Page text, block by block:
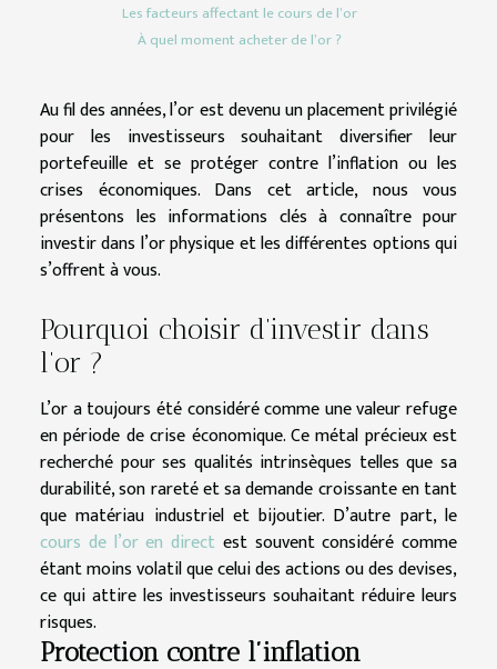
Les facteurs affectant le cours de l’or
À quel moment acheter de l’or ?
Au fil des années, l’or est devenu un placement privilégié
pour les investisseurs souhaitant diversifier leur
portefeuille et se protéger contre l’inflation ou les
crises économiques. Dans cet article, nous vous
présentons les informations clés à connaître pour
investir dans l’or physique et les différentes options qui
s’offrent à vous.
Pourquoi choisir d’investir dans
l’or ?
L’or a toujours été considéré comme une valeur refuge
en période de crise économique. Ce métal précieux est
recherché pour ses qualités intrinsèques telles que sa
durabilité, son rareté et sa demande croissante en tant
que matériau industriel et bijoutier. D’autre part, le
cours de l’or en direct est souvent considéré comme
étant moins volatil que celui des actions ou des devises,
ce qui attire les investisseurs souhaitant réduire leurs
risques.
Protection contre l’inflation